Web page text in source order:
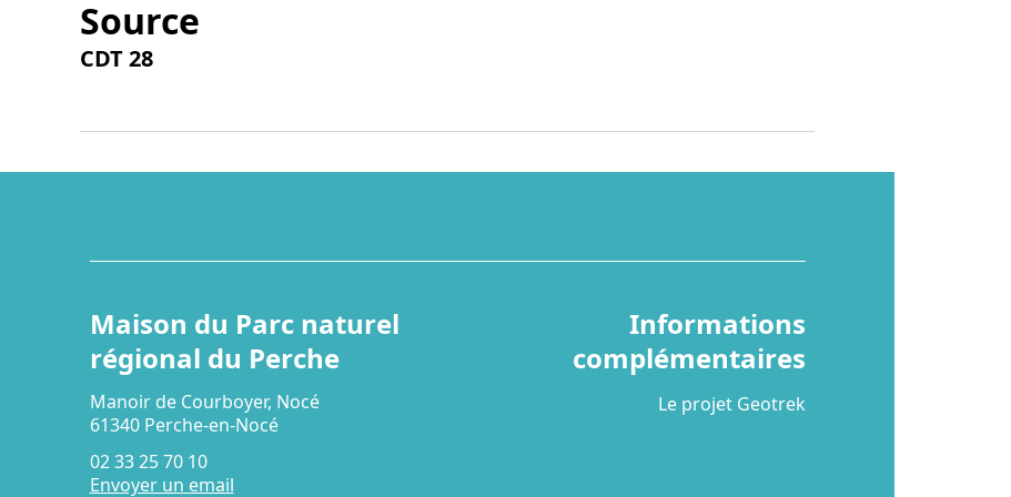
Source
CDT 28
Maison du Parc naturel
régional du Perche
Manoir de Courboyer, Nocé
61340 Perche-en-Nocé
02 33 25 70 10
Envoyer un email
Informations
complémentaires
Le projet Geotrek